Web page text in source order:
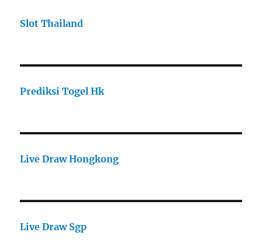
Slot Thailand
Prediksi Togel Hk
Live Draw Hongkong
Live Draw Sgp